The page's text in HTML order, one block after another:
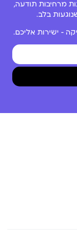
מרחיבות תודעה,
בלב.
– ישירות אליכם.